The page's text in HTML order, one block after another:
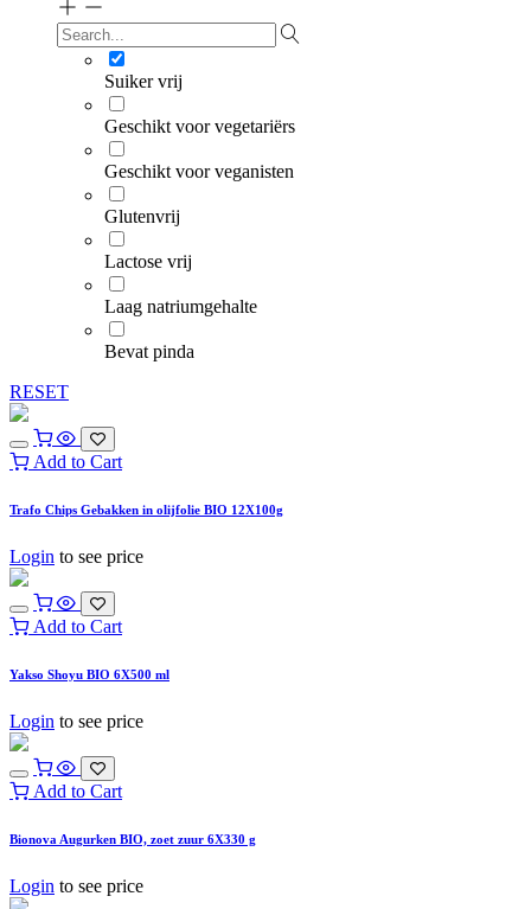
Suiker vrij
Geschikt voor vegetariërs
Geschikt voor veganisten
Glutenvrij
Lactose vrij
Laag natriumgehalte
Bevat pinda
RESET
Add to Cart
Trafo Chips Gebakken in olijfolie BIO 12X100g
Login to see price
Add to Cart
Yakso Shoyu BIO 6X500 ml
Login to see price
Add to Cart
Bionova Augurken BIO, zoet zuur 6X330 g
Login to see price